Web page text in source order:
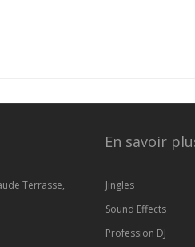
Terrasse,
En savoir
Jingles
Sound Effects
Profession DJ